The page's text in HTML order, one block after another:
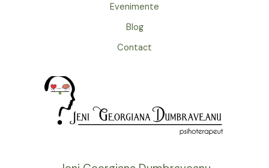
Evenimente
Blog
Contact